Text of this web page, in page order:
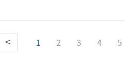
< 1 2 3 4 5